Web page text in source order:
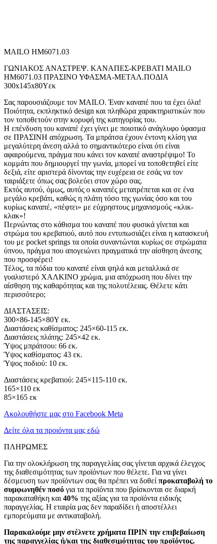
MAILO HM6071.03
ΓΩΝΙΑΚΟΣ ΑΝΑΣΤΡΕΨ. ΚΑΝΑΠΕΣ-ΚΡΕΒΑΤΙ MAILO
HM6071.03 ΠΡΑΣΙΝΟ ΥΦΑΣΜΑ-ΜΕΤΑΛ.ΠΟΔΙΑ
300x145x80Υεκ
Σας παρουσιάζουμε τον MAILO. Έναν καναπέ που τα έχει όλα!
Ποιότητα, εκπληκτικό design και πληθώρα χαρακτηριστικών που
τον τοποθετούν στην κορυφή της κατηγορίας του.
Η επένδυση του καναπέ έχει γίνει με ποιοτικό ανάγλυφο ύφασμα
σε ΠΡΑΣΙΝΗ απόχρωση. Τα μπράτσα έχουν έντονη κλίση για
μεγαλύτερη άνεση αλλά το σημαντικότερο είναι ότι είναι
αφαιρούμενα, πράγμα που κάνει τον καναπέ αναστρέψιμο! Το
κομμάτι που δημιουργεί την γωνία, μπορεί να τοποθετηθεί είτε
δεξιά, είτε αριστερά δίνοντας την ευχέρεια σε εσάς να τον
ταιριάξετε όπως σας βολεύει στον χώρο σας.
Εκτός αυτού, όμως, αυτός ο καναπές μετατρέπεται και σε ένα
μεγάλο κρεβάτι, καθώς η πλάτη τόσο της γωνίας όσο και του
κυρίως καναπέ, «πέφτει» με εύχρηστους μηχανισμούς «κλικ-
κλακ»!
Περνώντας στο κάθισμα του καναπέ που φυσικά γίνεται και
στρώμα του κρεβατιού, αυτό που εντυπωσιάζει είναι η κατασκευή
του με pocket springs τα οποία συναντώνται κυρίως σε στρώματα
ύπνου, πράγμα που απογειώνει πραγματικά την αίσθηση άνεσης
που προσφέρει!
Τέλος, τα πόδια του καναπέ είναι ψηλά και μεταλλικά σε
γυαλιστερό ΧΑΛΚΙΝΟ χρώμα, μια απόχρωση που δίνει την
αίσθηση της καθαρότητας και της πολυτέλειας. Θέλετε κάτι
περισσότερο;
ΔΙΑΣΤΑΣΕΙΣ:
300×86-145×80Υ εκ.
Διαστάσεις καθίσματος: 245×60-115 εκ.
Διαστάσεις πλάτης: 245×42 εκ.
Ύψος μπράτσου: 66 εκ.
Ύψος καθίσματος: 43 εκ.
Ύψος πoδιού: 10 εκ.
Διαστάσεις κρεβατιού: 245×115-110 εκ.
165×110 εκ
85×165 εκ
Ακολουθήστε μας στο Facebook Meta
Δείτε όλα τα προιόντα μας εδώ
ΠΛΗΡΩΜΕΣ
Για την ολοκλήρωση της παραγγελίας σας γίνεται αρχικά έλεγχος
της διαθεσιμότητας των προϊόντων που θέλετε. Για να γίνει
δέσμευση των προϊόντων σας θα πρέπει να δοθεί προκαταβολή το
συμφωνηθέν ποσό για τα προϊόντα που βρίσκονται σε διαρκή
παρακαταθήκη και 40% της αξίας για τα προϊόντα ειδικής
παραγγελίας. Η εταιρία μας δεν παραδίδει ή αποστέλλει
εμπορεύματα με αντικαταβολή.
Παρακαλούμε μην στέλνετε χρήματα ΠΡΙΝ την επιβεβαίωση
της παραγγελίας ή/και της διαθεσιμότητας του προϊόντος.